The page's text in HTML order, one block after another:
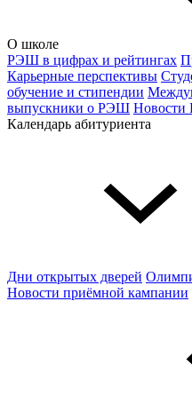
О школе
РЭШ в цифрах и рейтингах
Карьерные перспективы
обучение и стипендии
выпускники о РЭШ
Календарь абитуриента
Дни открытых дверей
Новости приёмной кампании